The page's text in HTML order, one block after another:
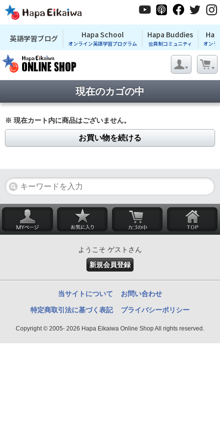
英語学習ブログ Hapa School
オンライン英語学習プログラム
Hapa Buddies
会員制コミュニティ オンラ
現在のカゴの中
※ 現在カート内に商品はございません。
お買い物を続ける
ようこそ ゲストさん
新規会員登録
当サイトについて お問い合わせ
特定商取引法に基づく表記 プライバシーポリシー
Copyright © 2005- 2026 Hapa Eikaiwa Online Shop All rights reserved.